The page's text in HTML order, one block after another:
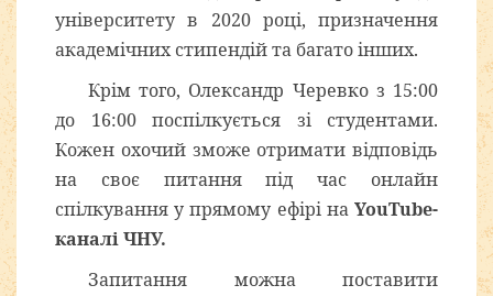
університету в 2020 році, призначення
академічних стипендій та багато інших.
Крім того, Олександр Черевко з 15:00
до 16:00 поспілкується зі студентами.
Кожен охочий зможе отримати відповідь
на своє питання під час онлайн
спілкування у прямому ефірі на YouTube-
каналі ЧНУ.
Запитання можна поставити